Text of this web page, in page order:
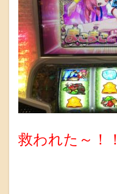
救われた～！！